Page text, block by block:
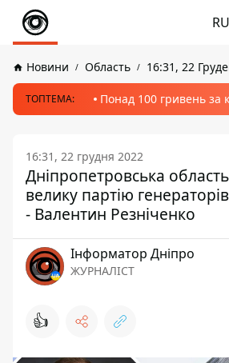
RU
Новини Область 16:31, 22
ТОПТЕМА: Понад 100 гривень за
16:31, 22 грудня 2022
Дніпропетровська
велику партію
- Валентин Резніченко
Інформатор Дніпро
ЖУРНАЛІСТ
👍